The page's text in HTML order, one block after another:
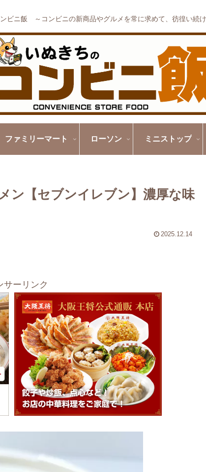
ビニ飯 ～コンビニの新商品やグルメを常に求めて、彷徨い続
ファミリーマート ローソン ミニストップ
【セブンイレブン】濃厚な味
2025.12.14
サーリンク